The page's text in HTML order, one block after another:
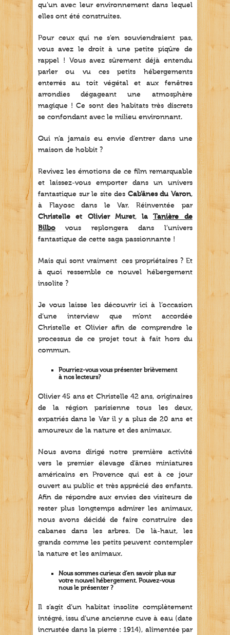
qu’un avec leur environnement dans lequel
elles ont été construites.
Pour ceux qui ne s’en souviendraient pas,
vous avez le droit à une petite piqûre de
rappel ! Vous avez sûrement déjà entendu
parler ou vu ces petits hébergements
enterrés au toit végétal et aux fenêtres
arrondies dégageant une atmosphère
magique ! Ce sont des habitats très discrets
se confondant avec le milieu environnant.
Qui n’a jamais eu envie d’entrer dans une
maison de hobbit ?
Revivez les émotions de ce film remarquable
et laissez-vous emporter dans un univers
fantastique sur le site des Cab’ânes du Varon,
à Flayosc dans le Var. Réinventée par
Christelle et Olivier Muret,laTanière de
Bilbo vous replongera dans l’univers
fantastique de cette saga passionnante !
Mais qui sont vraiment ces propriétaires ? Et
à quoi ressemble ce nouvel hébergement
insolite ?
Je vous laisse les découvrir ici à l’occasion
d’une interview que m’ont accordée
Christelle et Olivier afin de comprendre le
processus de ce projet tout à fait hors du
commun.
Pourriez-vous vous présenter brièvement
à nos lecteurs?
Olivier 45 ans et Christelle 42 ans, originaires
de la région parisienne tous les deux,
expatriés dans le Var il y a plus de 20 ans et
amoureux de la nature et des animaux.
Nous avons dirigé notre première activité
vers le premier élevage d’ânes miniatures
américains en Provence qui est à ce jour
ouvert au public et très apprécié des enfants.
Afin de répondre aux envies des visiteurs de
rester plus longtemps admirer les animaux,
nous avons décidé de faire construire des
cabanes dans les arbres. De là-haut, les
grands comme les petits peuvent contempler
la nature et les animaux.
Nous sommes curieux d’en savoir plus sur
votre nouvel hébergement. Pouvez-vous
nous le présenter ?
Il s’agit d’un habitat insolite complètement
intégré, issu d’une ancienne cuve à eau (date
incrustée dans la pierre : 1914), alimentée par